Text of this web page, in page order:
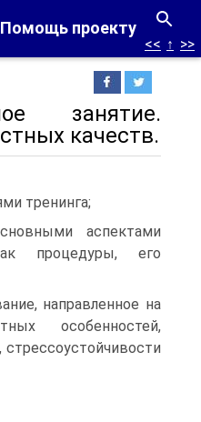
Помощь проекту
<< ↑ >>
занятие.
качеств.
тренинга;
аспектами
процедуры, его
направленное на
особенностей,